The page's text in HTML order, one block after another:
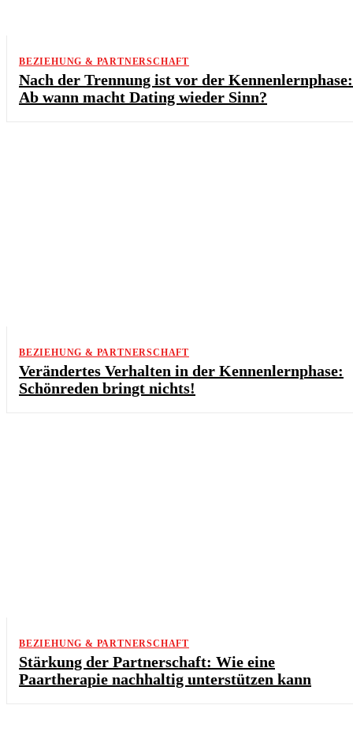
BEZIEHUNG & PARTNERSCHAFT
Nach der Trennung ist vor der Kennenlernphase:
Ab wann macht Dating wieder Sinn?
BEZIEHUNG & PARTNERSCHAFT
Verändertes Verhalten in der Kennenlernphase:
Schönreden bringt nichts!
BEZIEHUNG & PARTNERSCHAFT
Stärkung der Partnerschaft: Wie eine
Paartherapie nachhaltig unterstützen kann